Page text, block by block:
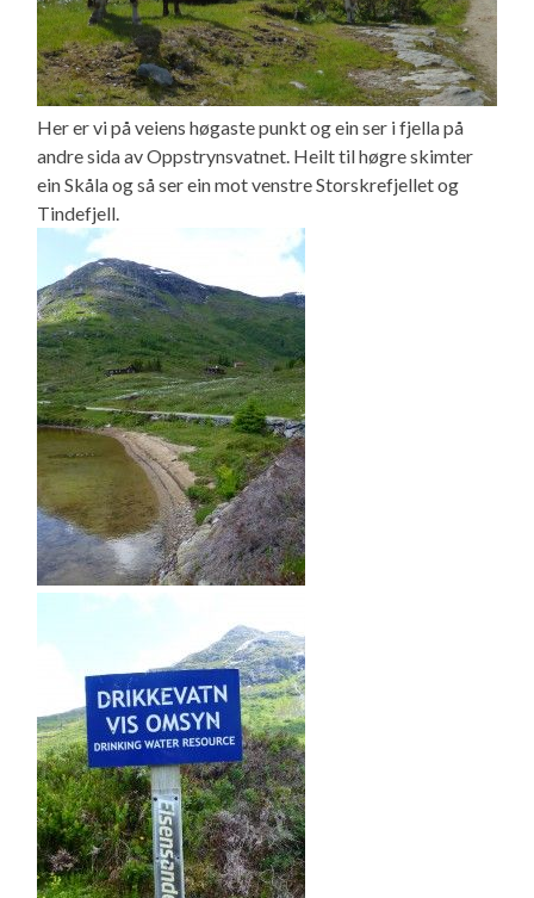
Her er vi på veiens høgaste punkt og ein ser i fjella på
andre sida av Oppstrynsvatnet. Heilt til høgre skimter
ein Skåla og så ser ein mot venstre Storskrefjellet og
Tindefjell.